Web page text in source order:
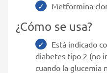
Metformina
¿Cómo se usa?
Está indicado
diabetes tipo 2 (no
cuando la glucemia